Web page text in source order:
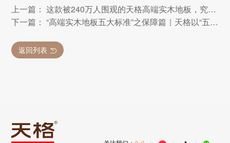
上一篇： 这款被240万人围观的天格高端实木地板，究竟有哪些高级“魔力”？
下一篇： “高端实木地板五大标准”之保障篇｜天格以“五大承诺”实现从地板交付到价值守护的升维革命
返回列表